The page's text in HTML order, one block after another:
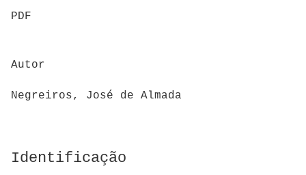
PDF
Autor
Negreiros, José de Almada
Identificação